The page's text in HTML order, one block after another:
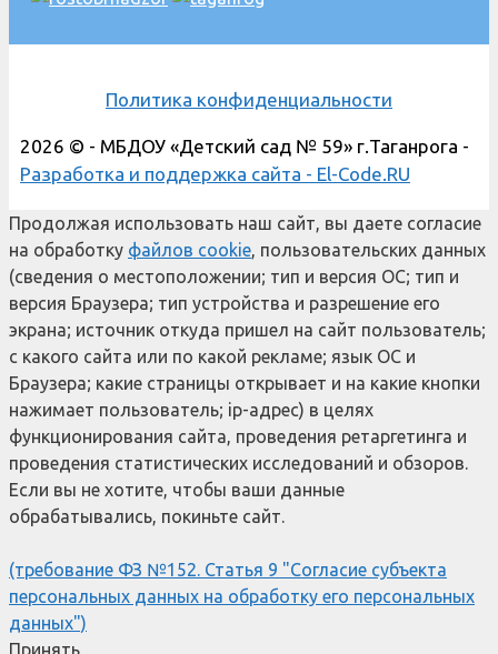
Политика конфиденциальности
2026 © - МБДОУ «Детский сад № 59» г.Таганрога -
Разработка и поддержка сайта - El-Code.RU
Продолжая использовать наш сайт, вы даете согласие
на обработку файлов cookie, пользовательских данных
(сведения о местоположении; тип и версия ОС; тип и
версия Браузера; тип устройства и разрешение его
экрана; источник откуда пришел на сайт пользователь;
с какого сайта или по какой рекламе; язык ОС и
Браузера; какие страницы открывает и на какие кнопки
нажимает пользователь; ip-адрес) в целях
функционирования сайта, проведения ретаргетинга и
проведения статистических исследований и обзоров.
Если вы не хотите, чтобы ваши данные
обрабатывались, покиньте сайт.
(требование ФЗ №152. Статья 9 "Согласие субъекта
персональных данных на обработку его персональных
данных")